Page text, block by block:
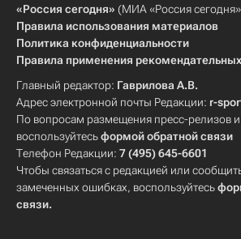
«Россия сегодня» (МИА «Россия
Правила использования материалов
Политика конфиденциальности
Правила применения
Главный редактор: Гаврилова А.В.
Адрес электронной почты Редакции: r-
По вопросам размещения пресс-релизов
воспользуйтесьформой обратной связи
Телефон Редакции: 7 (495) 645-6601
Чтобы связаться с редакцией или
замеченных ошибках, воспользуйтесь
связи.